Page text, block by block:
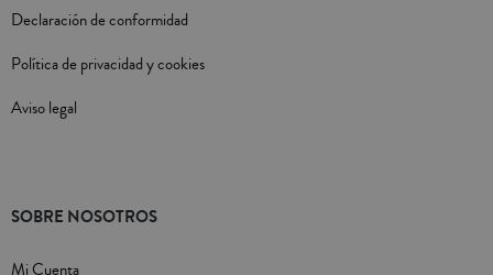
Declaración de conformidad
Política de privacidad y cookies
Aviso legal
SOBRE NOSOTROS
Mi Cuenta